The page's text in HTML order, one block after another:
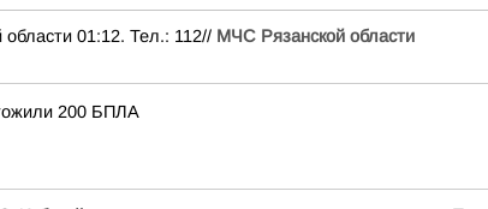
01:12. Тел.: 112// МЧС Рязанской области
200 БПЛА